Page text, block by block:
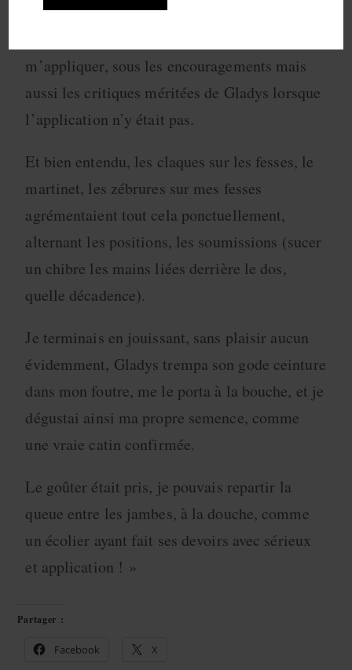
les gorges profondes (ma petite bouche était
m’appliquer, sous les encouragements mais
aussi les critiques méritées de Gladys lorsque
l’application n’y était pas.
Et bien entendu, les claques sur les fesses, le
martinet, les zébrures sur mes fesses
agrémentaient tout cela ponctuellement,
alternant les positions, les soumissions (sucer
un chibre les mains liées derrière le dos,
quelle décadence).
Je terminais en jouissant, sans plaisir aucun
évidemment, Gladys trempa son gode ceinture
dans mon foutre, me le porta à la bouche, et je
dégustai ainsi ma propre semence, comme
une vraie catin confirmée.
Le goûter était pris, je pouvais repartir la
queue entre les jambes, à la douche, comme
un écolier ayant fait ses devoirs avec sérieux
et application ! »
Partager :
Facebook X